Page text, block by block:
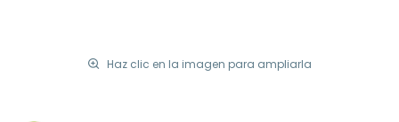
Haz clic en la imagen para ampliarla